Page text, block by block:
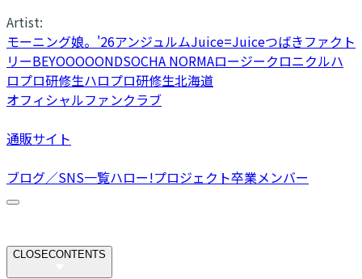
Artist:
モーニング娘。'26アンジュルムJuice=Juiceつばきファクト
リーBEYOOOOONDSOCHA NORMAロージークロニクルハ
ロプロ研修生ハロプロ研修生北海道
オフィシャルファンクラブ
通販サイト
ブログ／SNS一覧ハロー!プロジェクト卒業メンバー
CLOSECONTENTS